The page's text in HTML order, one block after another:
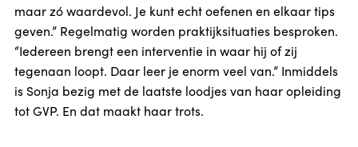
maar zó waardevol. Je kunt echt oefenen en elkaar tips
geven.” Regelmatig worden praktijksituaties besproken.
“Iedereen brengt een interventie in waar hij of zij
tegenaan loopt. Daar leer je enorm veel van.” Inmiddels
is Sonja bezig met de laatste loodjes van haar opleiding
tot GVP. En dat maakt haar trots.